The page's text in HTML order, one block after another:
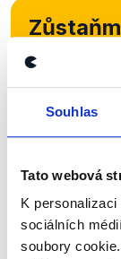
Souhlas
Tato webová
K
sociálních
soubory
Přihlaste
kanálu,
Začněte
přehled o
nepravdy